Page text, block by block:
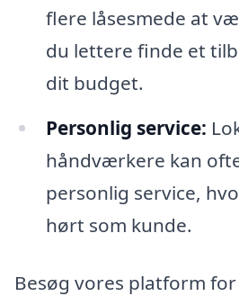
flere låsesmede at
du lettere finde et
dit budget.
Personlig service:
håndværkere kan
personlig service,
hørt som kunde.
Besøg vores platform